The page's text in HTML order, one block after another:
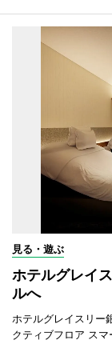
見る・遊ぶ
ホテルグレイ
ルへ
ホテルグレイスリー
クティブフロア スマ